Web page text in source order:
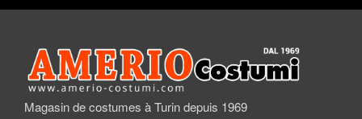
Magasin de costumes à Turin depuis 1969